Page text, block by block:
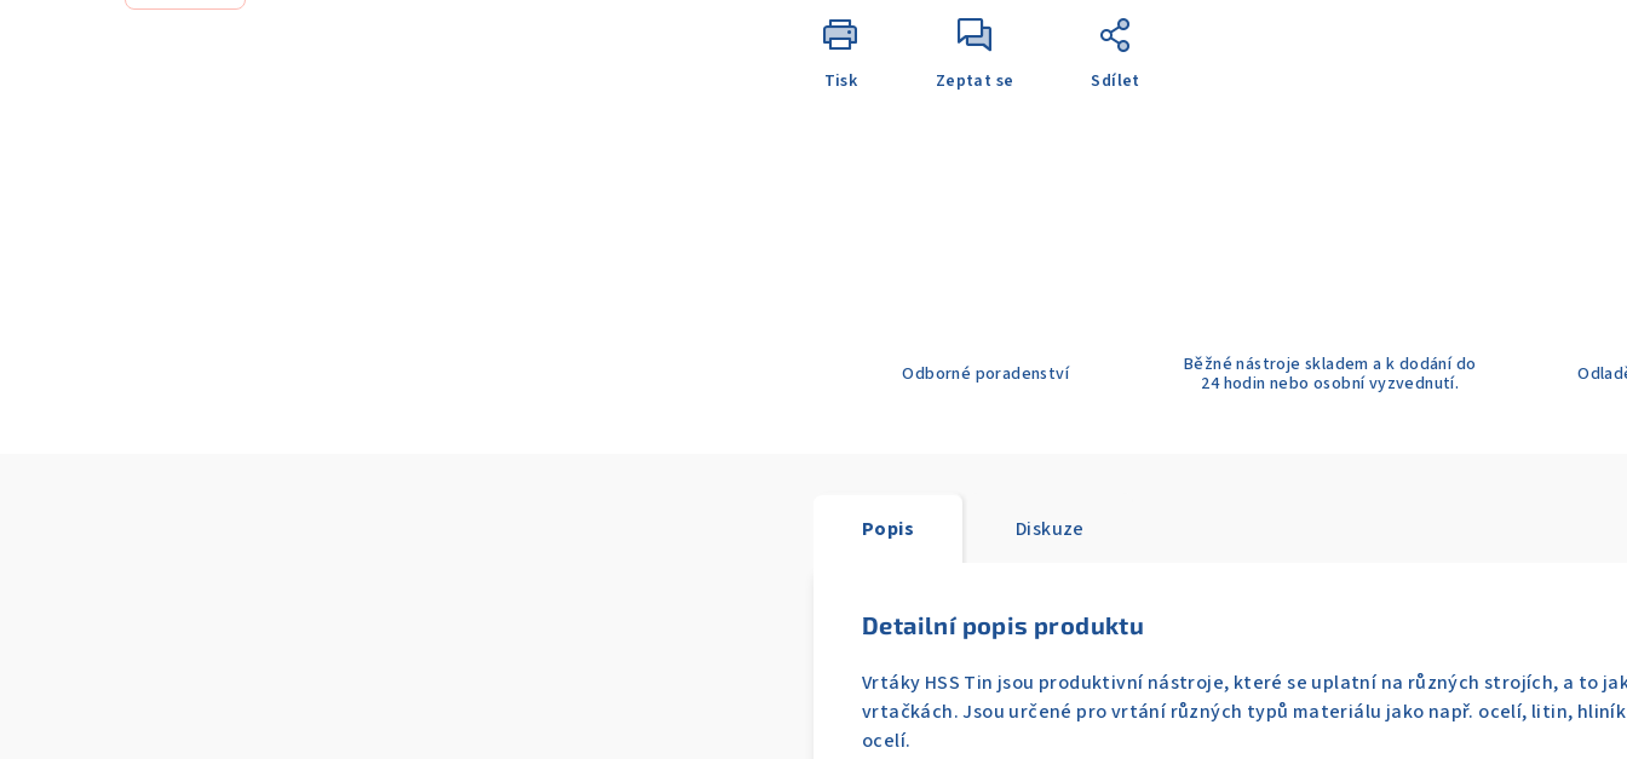
Tisk Zeptat se Sdílet
Odborné poradenství
Běžné nástroje skladem a k dodání do
24 hodin nebo osobní vyzvednutí.
Popis Diskuze
Detailní popis produktu
Vrtáky HSS Tin jsou produktivní nástroje, které se uplatní na různých strojích, a to
vrtačkách. Jsou určené pro vrtání různých typů materiálu jako např. ocelí, litin,
ocelí.